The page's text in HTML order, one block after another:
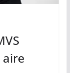
aire